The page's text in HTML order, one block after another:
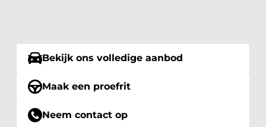
Bekijk ons volledige aanbod
Maak een proefrit
Neem contact op